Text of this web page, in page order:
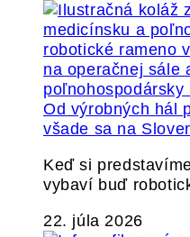
Od výrobných hál
všade sa na
Keď si
vybaví buď
22. júla 2026